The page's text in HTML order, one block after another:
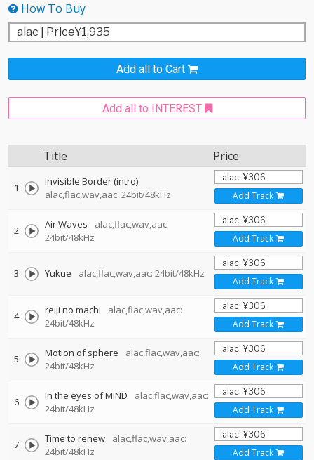
How To Buy
Add all to Cart
Add all to INTEREST
Title Price
1
Invisible Border (intro)
alac,flac,wav,aac: 24bit/48kHz
Add Track
2 Air Waves
alac,flac,wav,aac:
24bit/48kHz
Add Track
3 Yukue alac,flac,wav,aac: 24bit/48kHz
Add Track
4 reiji no machi
alac,flac,wav,aac:
24bit/48kHz
Add Track
5 Motion of sphere
alac,flac,wav,aac:
24bit/48kHz
Add Track
6 In the eyes of MIND
alac,flac,wav,aac:
24bit/48kHz
Add Track
7 Time to renew
alac,flac,wav,aac:
24bit/48kHz
Add Track